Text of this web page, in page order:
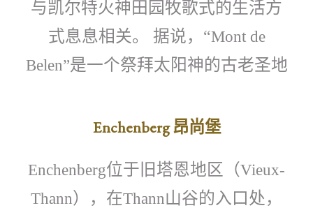
与凯尔特火神田园牧歌式的生活方
式息息相关。 据说，“Mont de
Belen”是一个祭拜太阳神的古老圣地
Enchenberg昂尚堡
Enchenberg位于旧塔恩地区（Vieux-
Thann），在Thann山谷的入口处，